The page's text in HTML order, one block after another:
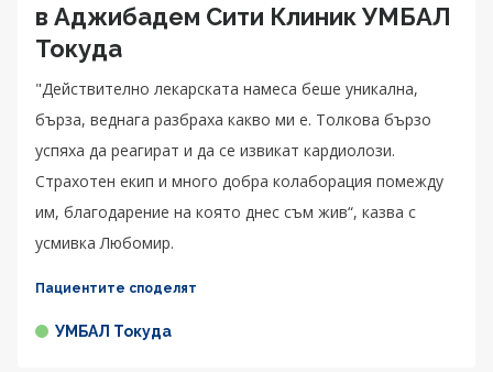
в Аджибадем Сити Клиник УМБАЛ
Токуда
"Действително лекарската намеса беше уникална,
бърза, веднага разбраха какво ми е. Толкова бързо
успяха да реагират и да се извикат кардиолози.
Страхотен екип и много добра колаборация помежду
им, благодарение на която днес съм жив“, казва с
усмивка Любомир.
Пациентите споделят
УМБАЛ Токуда